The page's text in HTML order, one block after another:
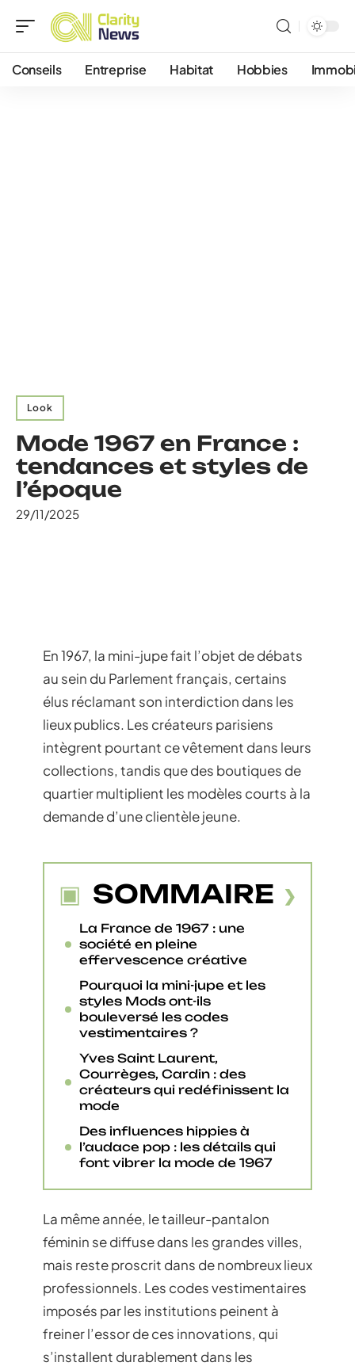
Conseils Entreprise Habitat Hobbies
Look
Mode 1967 en France :
tendances et styles de
l’époque
29/11/2025
En 1967, la mini-jupe fait l’objet de débats
au sein du Parlement français, certains
élus réclamant son interdiction dans les
lieux publics. Les créateurs parisiens
intègrent pourtant ce vêtement dans leurs
collections, tandis que des boutiques de
quartier multiplient les modèles courts à la
demande d’une clientèle jeune.
SOMMAIRE
La France de 1967 : une
société en pleine
effervescence créative
Pourquoi la mini-jupe et les
styles Mods ont-ils
bouleversé les codes
vestimentaires ?
Yves Saint Laurent,
Courrèges, Cardin : des
créateurs qui redéfinissent la
mode
Des influences hippies à
l’audace pop : les détails qui
font vibrer la mode de 1967
La même année, le tailleur-pantalon
féminin se diffuse dans les grandes villes,
mais reste proscrit dans de nombreux lieux
professionnels. Les codes vestimentaires
imposés par les institutions peinent à
freiner l’essor de ces innovations, qui
s’installent durablement dans les